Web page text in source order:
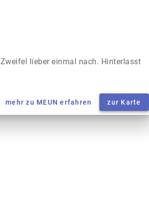
lieber einmal nach. Hinterlasst
mehr zu MEUN erfahren zur Karte